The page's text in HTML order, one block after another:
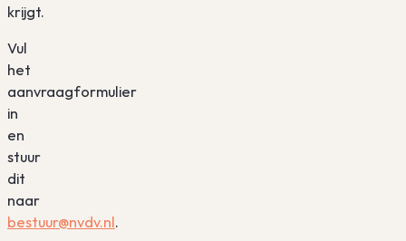
krijgt.
Vul
het
aanvraagformulier
in
en
stuur
dit
naar
bestuur@nvdv.nl.